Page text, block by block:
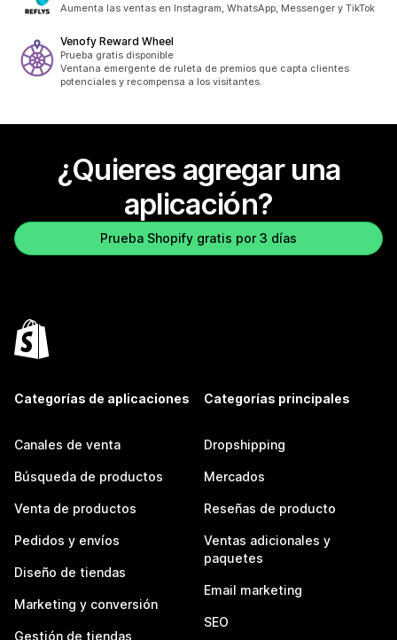
Aumenta las ventas en Instagram, WhatsApp, Messenger y TikTok
Venofy Reward Wheel
Prueba gratis disponible
Ventana emergente de ruleta de premios que capta clientes
potenciales y recompensa a los visitantes.
¿Quieres agregar una
aplicación?
Prueba Shopify gratis por 3 días
Categorías de aplicaciones
Canales de venta
Búsqueda de productos
Venta de productos
Pedidos y envíos
Diseño de tiendas
Marketing y conversión
Gestión de tiendas
Categorías principales
Dropshipping
Mercados
Reseñas de producto
Ventas adicionales y
paquetes
Email marketing
SEO